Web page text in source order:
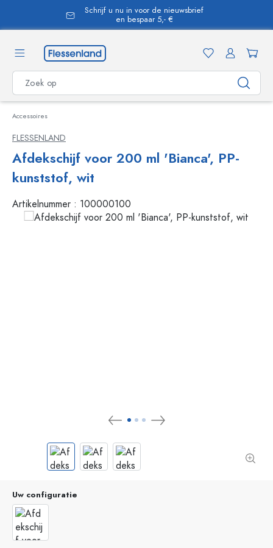
Schrijf u nu in voor de nieuwsbrief
en bespaar 5,- €
Accessoires
FLESSENLAND
Afdekschijf voor 200 ml 'Bianca', PP-
kunststof, wit
Artikelnummer : 100000100
Uw configuratie